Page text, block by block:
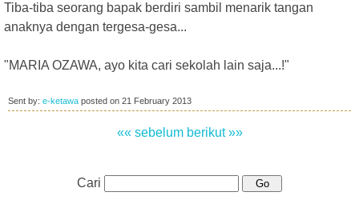
Tiba-tiba seorang bapak berdiri sambil menarik tangan
anaknya dengan tergesa-gesa...
"MARIA OZAWA, ayo kita cari sekolah lain saja...!"
Sent by: e-ketawa posted on 21 February 2013
«« sebelum berikut »»
Cari